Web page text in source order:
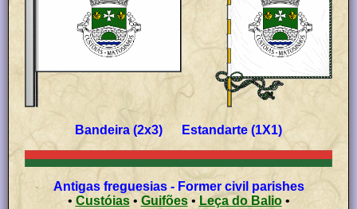
Bandeira (2x3) Estandarte (1X1)
Antigas freguesias - Former civil parishes
• Custóias• Guifões• Leça do Balio•